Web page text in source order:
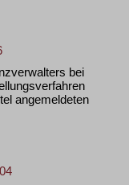
bei
angemeldeten